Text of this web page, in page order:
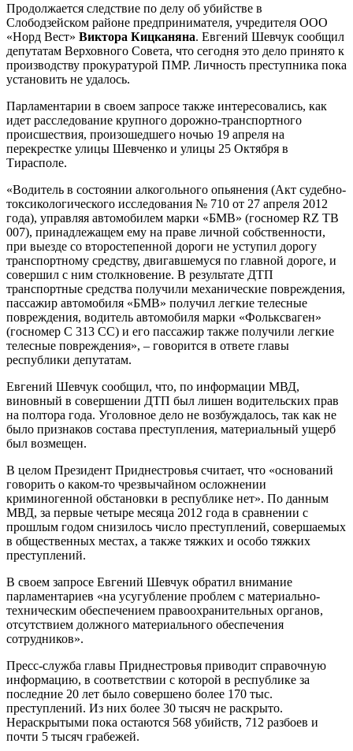
Продолжается следствие по делу об убийстве в
Слободзейском районе предпринимателя, учредителя ООО
«Норд Вест» Виктора Кицканяна. Евгений Шевчук сообщил
депутатам Верховного Совета, что сегодня это дело принято к
производству прокуратурой ПМР. Личность преступника пока
установить не удалось.
Парламентарии в своем запросе также интересовались, как
идет расследование крупного дорожно-транспортного
происшествия, произошедшего ночью 19 апреля на
перекрестке улицы Шевченко и улицы 25 Октября в
Тирасполе.
«Водитель в состоянии алкогольного опьянения (Акт судебно-
токсикологического исследования № 710 от 27 апреля 2012
года), управляя автомобилем марки «БМВ» (госномер RZ ТВ
007), принадлежащем ему на праве личной собственности,
при выезде со второстепенной дороги не уступил дорогу
транспортному средству, двигавшемуся по главной дороге, и
совершил с ним столкновение. В результате ДТП
транспортные средства получили механические повреждения,
пассажир автомобиля «БМВ» получил легкие телесные
повреждения, водитель автомобиля марки «Фольксваген»
(госномер С 313 СС) и его пассажир также получили легкие
телесные повреждения», – говорится в ответе главы
республики депутатам.
Евгений Шевчук сообщил, что, по информации МВД,
виновный в совершении ДТП был лишен водительских прав
на полтора года. Уголовное дело не возбуждалось, так как не
было признаков состава преступления, материальный ущерб
был возмещен.
В целом Президент Приднестровья считает, что «оснований
говорить о каком-то чрезвычайном осложнении
криминогенной обстановки в республике нет». По данным
МВД, за первые четыре месяца 2012 года в сравнении с
прошлым годом снизилось число преступлений, совершаемых
в общественных местах, а также тяжких и особо тяжких
преступлений.
В своем запросе Евгений Шевчук обратил внимание
парламентариев «на усугубление проблем с материально-
техническим обеспечением правоохранительных органов,
отсутствием должного материального обеспечения
сотрудников».
Пресс-служба главы Приднестровья приводит справочную
информацию, в соответствии с которой в республике за
последние 20 лет было совершено более 170 тыс.
преступлений. Из них более 30 тысяч не раскрыто.
Нераскрытыми пока остаются 568 убийств, 712 разбоев и
почти 5 тысяч грабежей.